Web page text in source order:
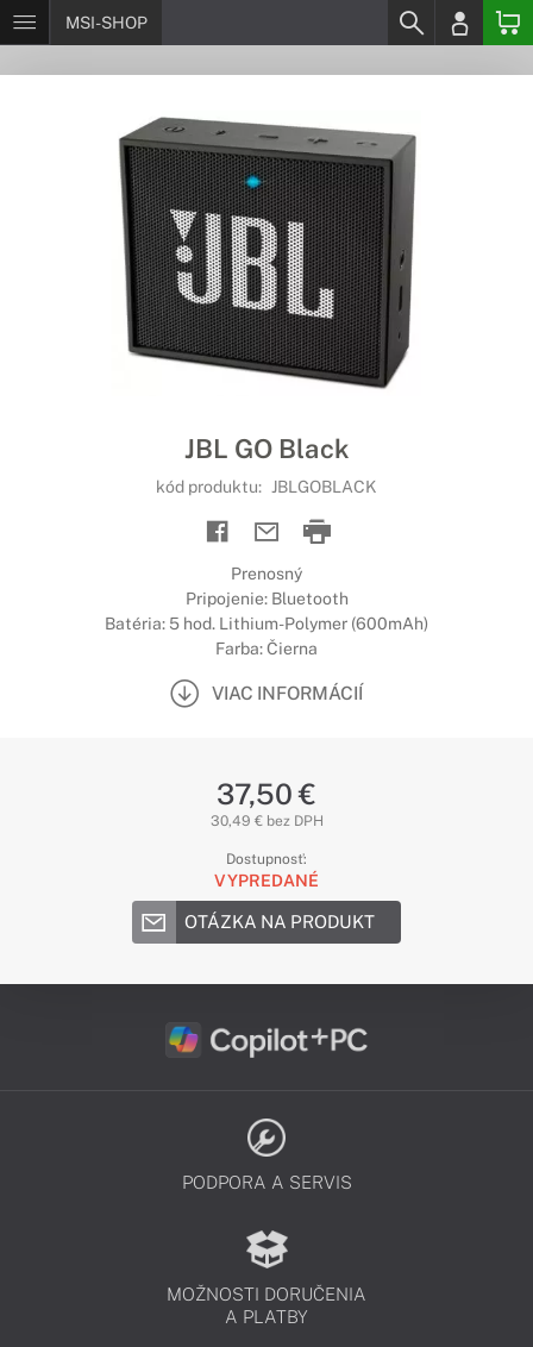
MSI-SHOP
JBL GO Black
kód produktu: JBLGOBLACK
Prenosný
Pripojenie: Bluetooth
Batéria: 5 hod. Lithium-Polymer (600mAh)
Farba: Čierna
VIAC INFORMÁCIÍ
37,50 €
30,49 € bez DPH
Dostupnosť:
VYPREDANÉ
OTÁZKA NA PRODUKT
PODPORA A SERVIS
MOŽNOSTI DORUČENIA
A PLATBY